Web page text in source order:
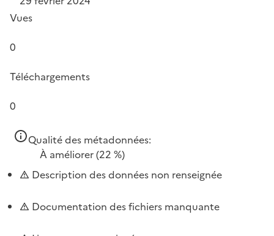
Vues
0
Téléchargements
0
Qualité des métadonnées:
À améliorer(22 %)
Description des données non renseignée
Documentation des fichiers manquante